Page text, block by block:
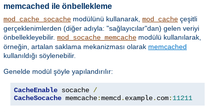
memcached ile önbellekleme
mod_cache_socache modülünü kullanarak, mod_cache çeşitli
gerçeklenimlerden (diğer adıyla: "sağlayıcılar"dan) gelen veriyi
önbellekleyebilir. mod_socache_memcache modülü kullanılarak,
örneğin, artalan saklama mekanizması olarak memcached
kullanıldığı söylenebilir.
Genelde modül şöyle yapılandırılır:
CacheEnable socache /
CacheSocache memcache:memcd. example. com: 11211